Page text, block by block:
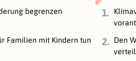
begrenzen 1.
Familien mit Kindern tun 2.
Den